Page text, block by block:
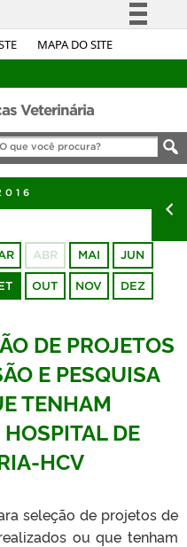
MAPA DO SITE
Simplifique!
Legislação
Canais
Veterinária
ABR MAI JUN
OUT NOV DEZ
DE PROJETOS
E PESQUISA
TENHAM
DE
HCV
seleção de projetos de
ou que tenham